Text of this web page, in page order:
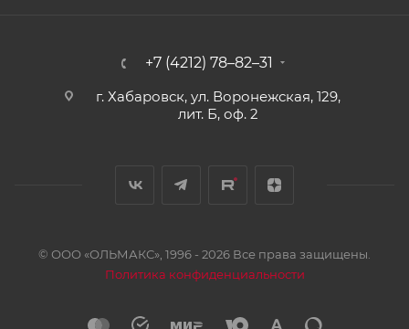
+7 (4212) 78–82–31
г. Хабаровск, ул. Воронежская, 129,
лит. Б, оф. 2
© ООО «ОЛЬМАКС», 1996 - 2026 Все права защищены.
Политика конфиденциальности